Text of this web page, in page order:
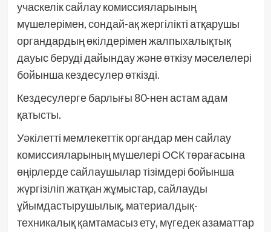
учаскелік сайлау комиссияларының
мүшелерімен, сондай-ақ жергілікті атқарушы
органдардың өкілдерімен жалпыхалықтық
дауыс беруді дайындау және өткізу мәселелері
бойынша кездесулер өткізді.
Кездесулерге барлығы 80-нен астам адам
қатысты.
Уәкілетті мемлекеттік органдар мен сайлау
комиссияларының мүшелері ОСК төрағасына
өңірлерде сайлаушылар тізімдері бойынша
жүргізіліп жатқан жұмыстар, сайлауды
ұйымдастырушылық, материалдық-
техникалық қамтамасыз ету, мүгедек азаматтар